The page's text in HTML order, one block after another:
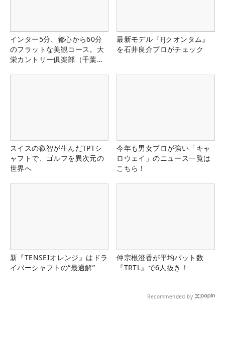
インター5分、都心から60分
のフラットな美観コース。大
栄カントリー俱楽部（千葉
最新モデル『FJクオンタム』
を石井良介プロがチェック
スイスの叡智が生んだTPTシ
ャフトで、ゴルフを異次元の
世界へ
今年も男女プロが強い「キャ
ロウェイ」のニュース一覧は
こちら！
新『TENSEIオレンジ』はドラ
イバーシャフトの“最適解”
仲宗根澄香が平均パット数
『TRTL』で6人抜き！
Recommended by